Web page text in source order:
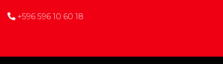
+596 596 10 60 18